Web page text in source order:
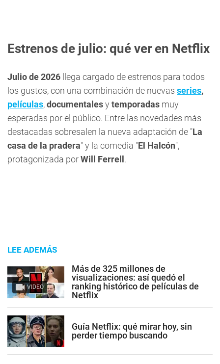
Estrenos de julio: qué ver en Netflix
Julio de 2026 llega cargado de estrenos para todos
los gustos, con una combinación de nuevas series,
películas,documentalesy temporadas muy
esperadas por el público. Entre las novedades más
destacadas sobresalen la nueva adaptación de "La
casa de la pradera" y la comedia "El Halcón",
protagonizada porWill Ferrell .
LEE ADEMÁS
VIDEO
Más de 325 millones de
visualizaciones: así quedó el
ranking histórico de películas de
Netflix
Guía Netflix: qué mirar hoy, sin
perder tiempo buscando